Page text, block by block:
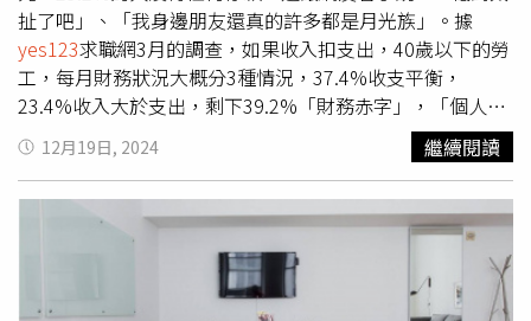
11.3%的企業，其實「今年沒有任何加薪動作」，另外，目
前仍有7.8%的企業表示，明年沒有任何加薪計畫。為了留
才或徵才，有高達九成四（93.7%）的公司指出，會採取
「獎金或分紅」的激勵策略，不過比起去年，今年「獎金或
分紅」的支出有59.1%是「持平」，26.6%為「增加」，
14.3%是「減少」。「薪資調整」也是留住人才的一種方
法，只是對一般員工或者對主管，企業加薪留才所給的價碼
並不相同，假如為了挽留「重要人才」，避免其跳槽，對於
「非主管職」員工的月薪，公司平均願意加5546元；相較
之下，如果對於「主管職」員工，企業願意加碼9420元。
扯了吧」、「我身邊朋友還真的許多都是月光族」。據
yes123求職網3月的調查，如果收入扣支出，40歲以下的勞
工，每月財務狀況大概分3種情況，37.4%收支平衡，
23.4%收入大於支出，剩下39.2%「財務赤字」，「個人名
下」總存款平均為13.6萬元，比去年的12.4萬高，但有
23.2%的人零存款，高於去年的22.1%和前年的20.3%，數
據一出也引發網友討論。一名金融業網友在Threads發文，
如果對金錢很焦慮，記住台灣40歲以下青年，平均存款是
13.6萬，23%沒存款，35%是如果突然失業，儲蓄完全無法
支撐，39%有財務赤字，47%「有負債，而且造成沉重經濟
壓力」，每日的平均工時為9.8小時。此文一出，不少人紛
12月19日, 2024 繼續閱讀